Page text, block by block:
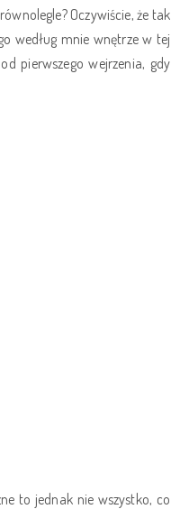
Oczywiście, że tak
według mnie wnętrze w tej
pierwszego wejrzenia, gdy
to jednak nie wszystko, co